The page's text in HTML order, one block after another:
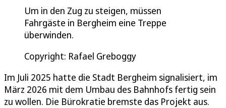
Um in den Zug zu steigen, müssen
Fahrgäste in Bergheim eine Treppe
überwinden.
Copyright: Rafael Greboggy
Im Juli 2025 hatte die Stadt Bergheim signalisiert, im
März 2026 mit dem Umbau des Bahnhofs fertig sein
zu wollen. Die Bürokratie bremste das Projekt aus.